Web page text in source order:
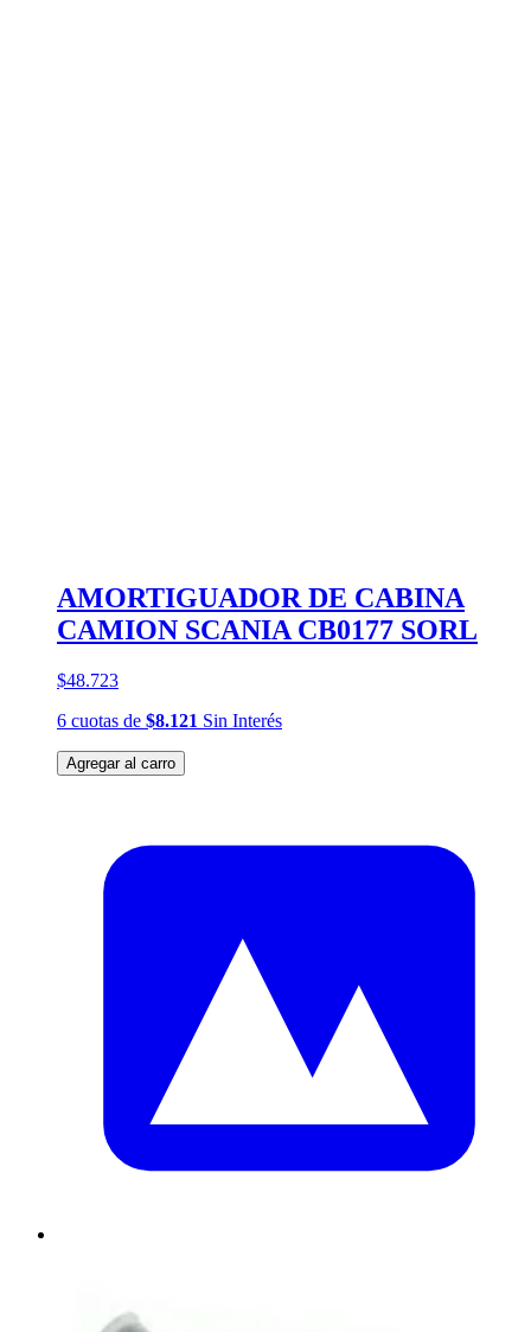
AMORTIGUADOR DE CABINA
CAMION SCANIA CB0177 SORL
$48.723
6 cuotas de $8.121 Sin Interés
Agregar al carro